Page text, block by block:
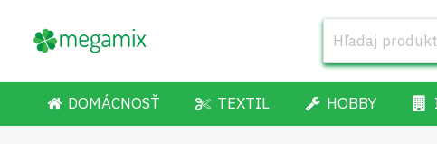
DOMÁCNOSŤ TEXTIL HOBBY